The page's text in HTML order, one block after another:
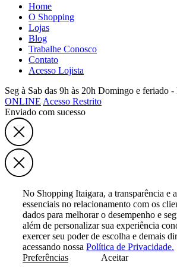
Home
O Shopping
Lojas
Blog
Trabalhe Conosco
Contato
Acesso Lojista
Seg à Sab das 9h às 20h Domingo e feriado -
ONLINE Acesso Restrito
Enviado com sucesso
No Shopping Itaigara, a transparência e
essenciais no relacionamento com os
dados para melhorar o desempenho e
além de personalizar sua experiência
exercer seu poder de escolha e demais
acessando nossa Política de Privacidade.
Preferências
Aceitar